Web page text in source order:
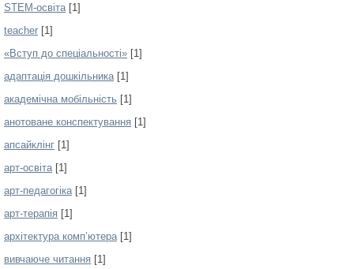
STEM-освіта[1]
teacher [1]
«Вступ до спеціальності» [1]
адаптація дошкільника[1]
академічна мобільність [1]
анотоване конспектування [1]
апсайклінг [1]
арт-освіта[1]
арт-педагогіка[1]
арт-терапія [1]
архітектура комп’ютера[1]
вивчаюче читання [1]